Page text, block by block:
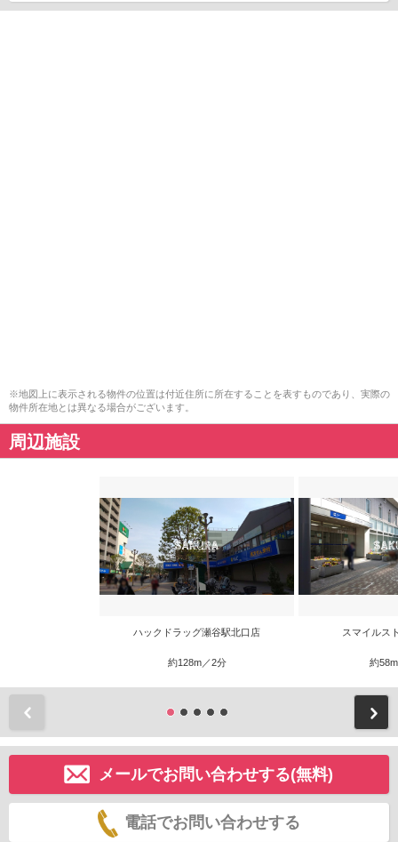
※地図上に表示される物件の位置は付近住所に所在することを表すものであり、実際の
物件所在地とは異なる場合がございます。
周辺施設
ハックドラッグ瀬谷駅北口店
約128m／2分
スマイルス
約
メールでお問い合わせする(無料)
電話でお問い合わせする